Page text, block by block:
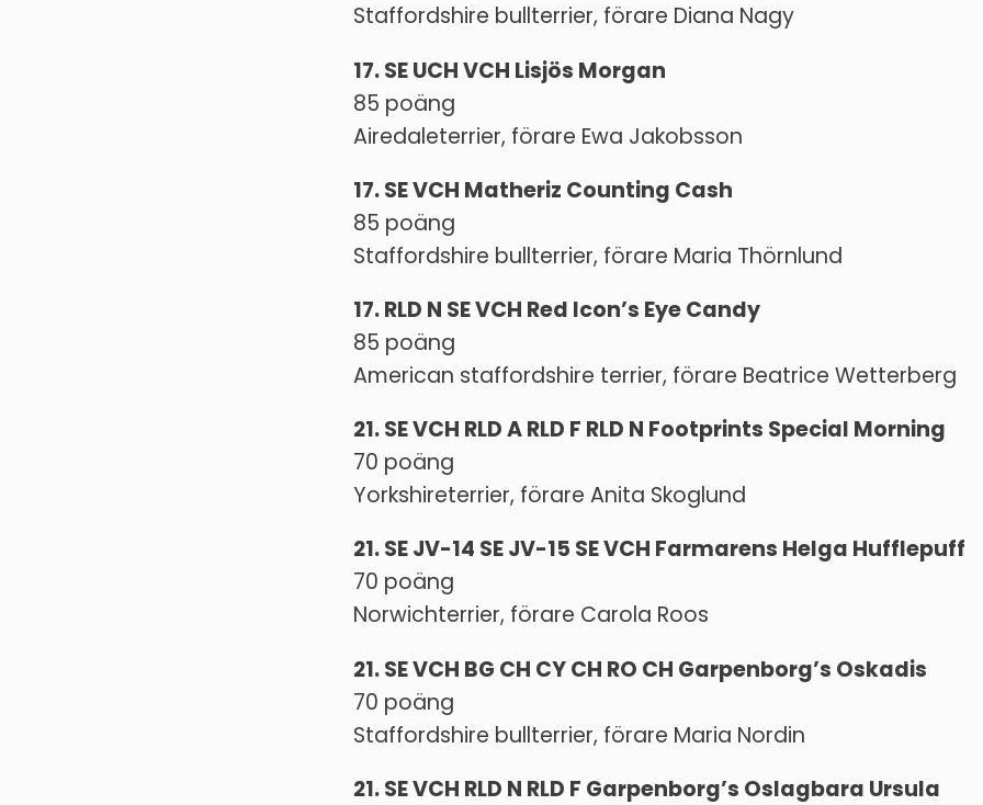
Staffordshire bullterrier, förare Diana Nagy
17. SE UCH VCH Lisjös Morgan
85 poäng
Airedaleterrier, förare Ewa Jakobsson
17. SE VCH Matheriz Counting Cash
85 poäng
Staffordshire bullterrier, förare Maria Thörnlund
17. RLD N SE VCH Red Icon’s Eye Candy
85 poäng
American staffordshire terrier, förare Beatrice Wetterberg
21. SE VCH RLD A RLD F RLD N Footprints Special Morning
70 poäng
Yorkshireterrier, förare Anita Skoglund
21. SE JV-14 SE JV-15 SE VCH Farmarens Helga Hufflepuff
70 poäng
Norwichterrier, förare Carola Roos
21. SE VCH BG CH CY CH RO CH Garpenborg’s Oskadis
70 poäng
Staffordshire bullterrier, förare Maria Nordin
21. SE VCH RLD N RLD F Garpenborg’s Oslagbara Ursula